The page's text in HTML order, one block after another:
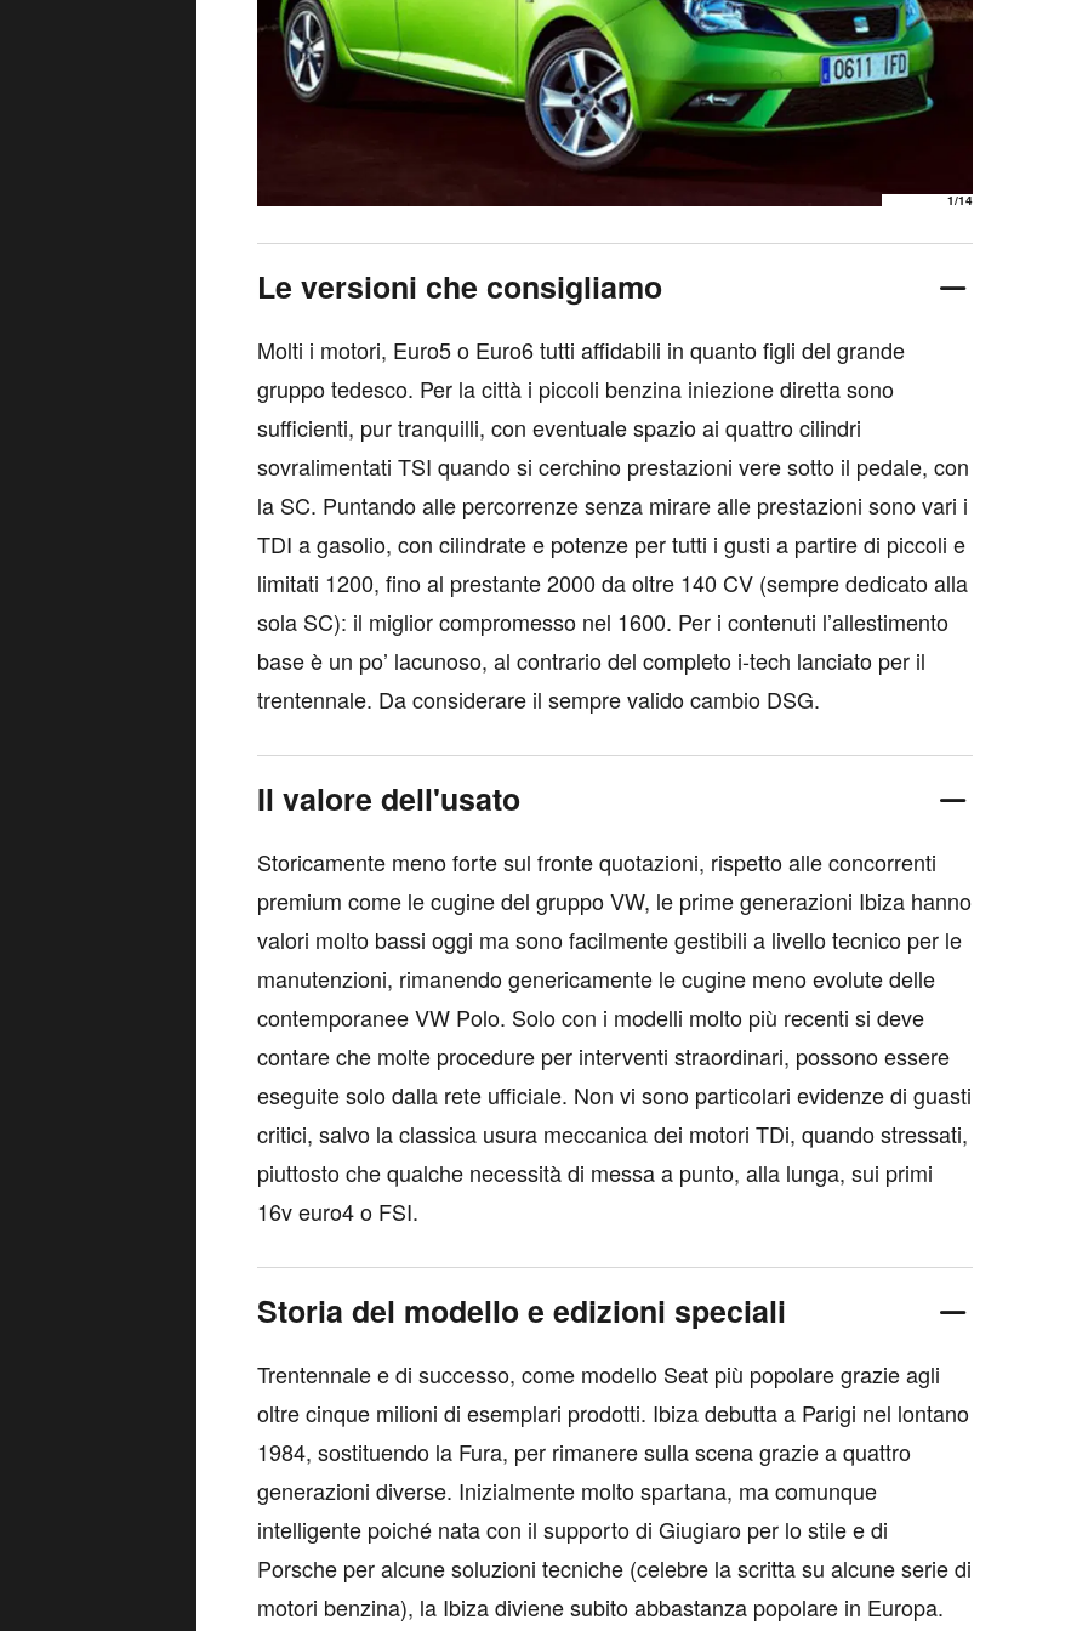
1/14
Le versioni che consigliamo
Molti i motori, Euro5 o Euro6 tutti affidabili in quanto figli del grande
gruppo tedesco. Per la città i piccoli benzina iniezione diretta sono
sufficienti, pur tranquilli, con eventuale spazio ai quattro cilindri
sovralimentati TSI quando si cerchino prestazioni vere sotto il pedale, con
la SC. Puntando alle percorrenze senza mirare alle prestazioni sono vari i
TDI a gasolio, con cilindrate e potenze per tutti i gusti a partire di piccoli e
limitati 1200, fino al prestante 2000 da oltre 140 CV (sempre dedicato alla
sola SC): il miglior compromesso nel 1600. Per i contenuti l’allestimento
base è un po’ lacunoso, al contrario del completo i-tech lanciato per il
trentennale. Da considerare il sempre valido cambio DSG.
Il valore dell'usato
Storicamente meno forte sul fronte quotazioni, rispetto alle concorrenti
premium come le cugine del gruppo VW, le prime generazioni Ibiza hanno
valori molto bassi oggi ma sono facilmente gestibili a livello tecnico per le
manutenzioni, rimanendo genericamente le cugine meno evolute delle
contemporanee VW Polo. Solo con i modelli molto più recenti si deve
contare che molte procedure per interventi straordinari, possono essere
eseguite solo dalla rete ufficiale. Non vi sono particolari evidenze di guasti
critici, salvo la classica usura meccanica dei motori TDi, quando stressati,
piuttosto che qualche necessità di messa a punto, alla lunga, sui primi
16v euro4 o FSI.
Storia del modello e edizioni speciali
Trentennale e di successo, come modello Seat più popolare grazie agli
oltre cinque milioni di esemplari prodotti. Ibiza debutta a Parigi nel lontano
1984, sostituendo la Fura, per rimanere sulla scena grazie a quattro
generazioni diverse. Inizialmente molto spartana, ma comunque
intelligente poiché nata con il supporto di Giugiaro per lo stile e di
Porsche per alcune soluzioni tecniche (celebre la scritta su alcune serie di
motori benzina), la Ibiza diviene subito abbastanza popolare in Europa.